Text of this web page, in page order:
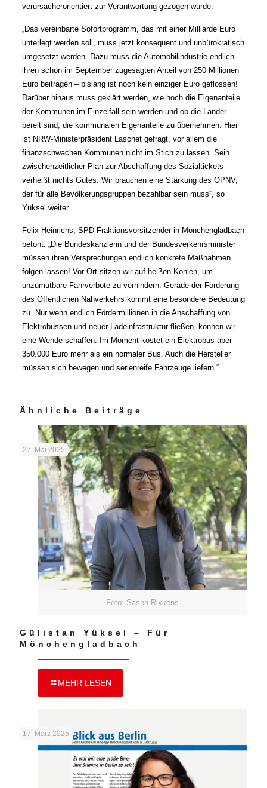
verursacherorientiert zur Verantwortung gezogen wurde.
„Das vereinbarte Sofortprogramm, das mit einer Milliarde Euro
unterlegt werden soll, muss jetzt konsequent und unbürokratisch
umgesetzt werden. Dazu muss die Automobilindustrie endlich
ihren schon im September zugesagten Anteil von 250 Millionen
Euro beitragen – bislang ist noch kein einziger Euro geflossen!
Darüber hinaus muss geklärt werden, wie hoch die Eigenanteile
der Kommunen im Einzelfall sein werden und ob die Länder
bereit sind, die kommunalen Eigenanteile zu übernehmen. Hier
ist NRW-Ministerpräsident Laschet gefragt, vor allem die
finanzschwachen Kommunen nicht im Stich zu lassen. Sein
zwischenzeitlicher Plan zur Abschaffung des Sozialtickets
verheißt nichts Gutes. Wir brauchen eine Stärkung des ÖPNV,
der für alle Bevölkerungsgruppen bezahlbar sein muss“, so
Yüksel weiter.
Felix Heinrichs, SPD-Fraktionsvorsitzender in Mönchengladbach
betont: „Die Bundeskanzlerin und der Bundesverkehrsminister
müssen ihren Versprechungen endlich konkrete Maßnahmen
folgen lassen! Vor Ort sitzen wir auf heißen Kohlen, um
unzumutbare Fahrverbote zu verhindern. Gerade der Förderung
des Öffentlichen Nahverkehrs kommt eine besondere Bedeutung
zu. Nur wenn endlich Fördermillionen in die Anschaffung von
Elektrobussen und neuer Ladeinfrastruktur fließen, können wir
eine Wende schaffen. Im Moment kostet ein Elektrobus aber
350.000 Euro mehr als ein normaler Bus. Auch die Hersteller
müssen sich bewegen und serienreife Fahrzeuge liefern.“
Ähnliche Beiträge
Foto: Sasha Rixkens
27. Mai 2025
Gülistan Yüksel – Für
Mönchengladbach
MEHR LESEN
17. März 2025